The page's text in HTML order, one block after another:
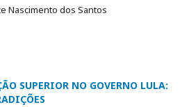
Nascimento dos Santos
SUPERIOR NO GOVERNO LULA: